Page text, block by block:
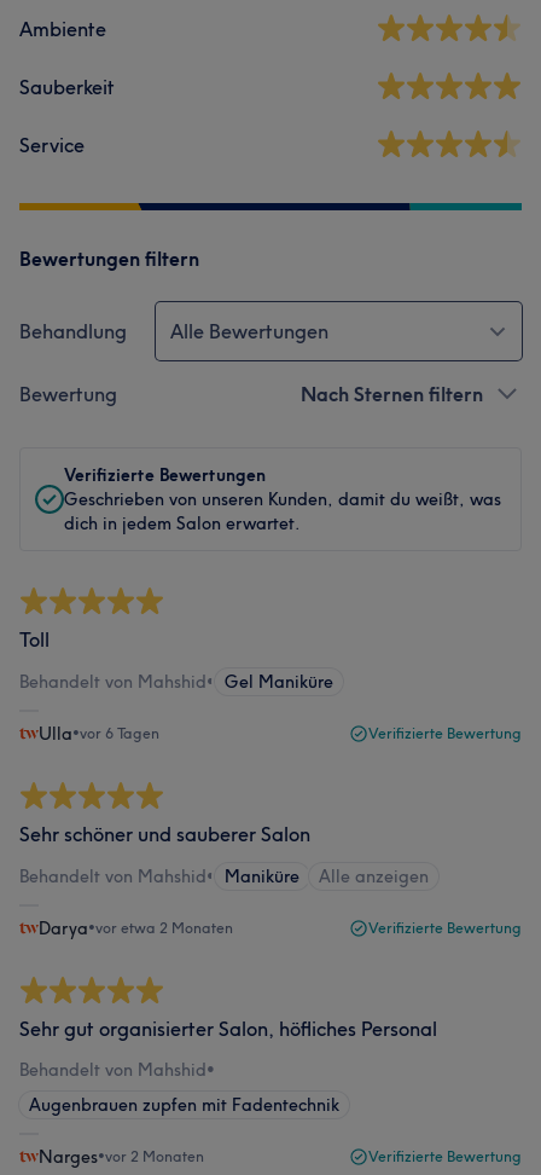
Ambiente
Sauberkeit
Service
Bewertungen filtern
Behandlung Alle Bewertungen
Bewertung Nach Sternen filtern
Verifizierte Bewertungen
Geschrieben von unseren Kunden, damit du weißt, was
dich in jedem Salon erwartet.
Toll
Behandelt von Mahshid• Gel Maniküre
Ulla•vor 6 Tagen Verifizierte Bewertung
Sehr schöner und sauberer Salon
Behandelt von Mahshid• Maniküre Alle anzeigen
Darya•vor etwa 2 Monaten Verifizierte Bewertung
Sehr gut organisierter Salon, höfliches Personal
Behandelt von Mahshid•
Augenbrauen zupfen mit Fadentechnik
Narges•vor 2 Monaten Verifizierte Bewertung